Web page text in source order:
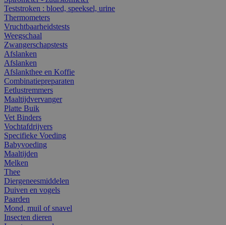
Teststroken : bloed, speeksel, urine
Thermometers
Vruchtbaarheidstests
Weegschaal
Zwangerschapstests
Afslanken
Afslanken
Afslankthee en Koffie
Combinatiepreparaten
Eetlustremmers
Maaltijdvervanger
Platte Buik
Vet Binders
Vochtafdrijvers
Specifieke Voeding
Babyvoeding
Maaltijden
Melken
Thee
Diergeneesmiddelen
Duiven en vogels
Paarden
Mond, muil of snavel
Insecten dieren